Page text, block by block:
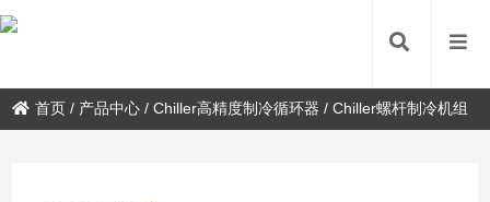
首页 / 产品中心 /Chiller高精度制冷循环器 /Chiller螺杆制冷机组